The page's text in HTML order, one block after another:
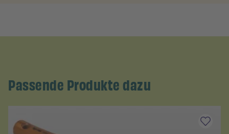
Passende Produkte dazu